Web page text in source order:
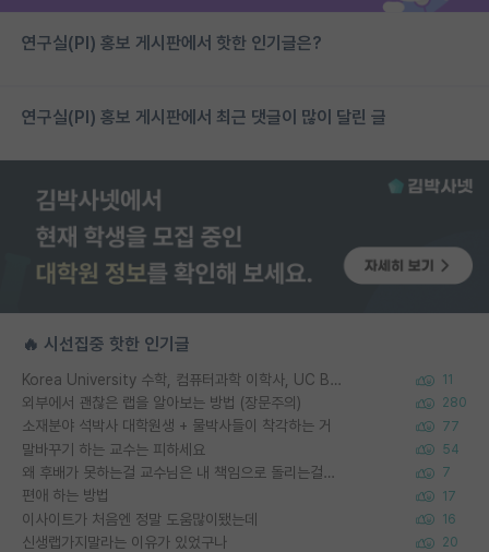
연구실(PI) 홍보 게시판에서 핫한 인기글은?
연구실(PI) 홍보 게시판에서 최근 댓글이 많이 달린 글
🔥 시선집중 핫한 인기글
Korea University 수학, 컴퓨터과학 이학사, UC Berkeley 산업공학 대학원 공학박사가 되는 것은 쉽지 않겠죠? 11
외부에서 괜찮은 랩을 알아보는 방법 (장문주의) 280
소재분야 석박사 대학원생 + 물박사들이 착각하는 거 77
말바꾸기 하는 교수는 피하세요 54
왜 후배가 못하는걸 교수님은 내 책임으로 돌리는걸까요? 7
편애 하는 방법 17
이사이트가 처음엔 정말 도움많이됐는데 16
신생랩가지말라는 이유가 있었구나 20